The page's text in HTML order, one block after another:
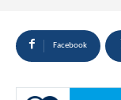
Facebook